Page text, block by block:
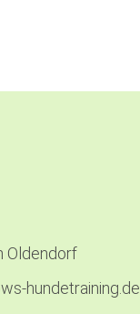
Oldendorf
hundetraining.de